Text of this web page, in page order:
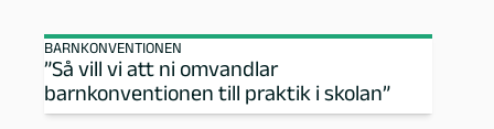
BARNKONVENTIONEN
”Så vill vi att ni omvandlar
barnkonventionen till praktik i skolan”